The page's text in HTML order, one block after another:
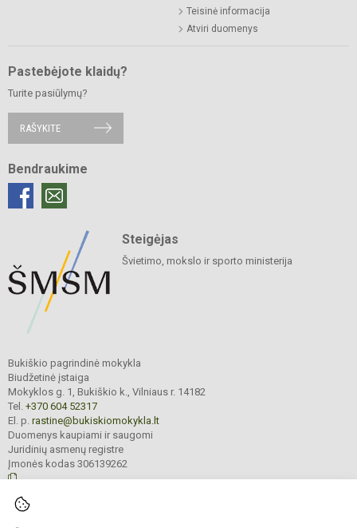
Teisinė informacija
Atviri duomenys
Pastebėjote klaidų?
Turite pasiūlymų?
RAŠYKITE
Bendraukime
Steigėjas
Švietimo, mokslo ir sporto ministerija
Bukiškio pagrindinė mokykla
Biudžetinė įstaiga
Mokyklos g. 1, Bukiškio k., Vilniaus r. 14182
Tel. +370 604 52317
El. p. rastine@bukiskiomokykla.lt
Duomenys kaupiami ir saugomi
Juridinių asmenų registre
Įmonės kodas 306139262